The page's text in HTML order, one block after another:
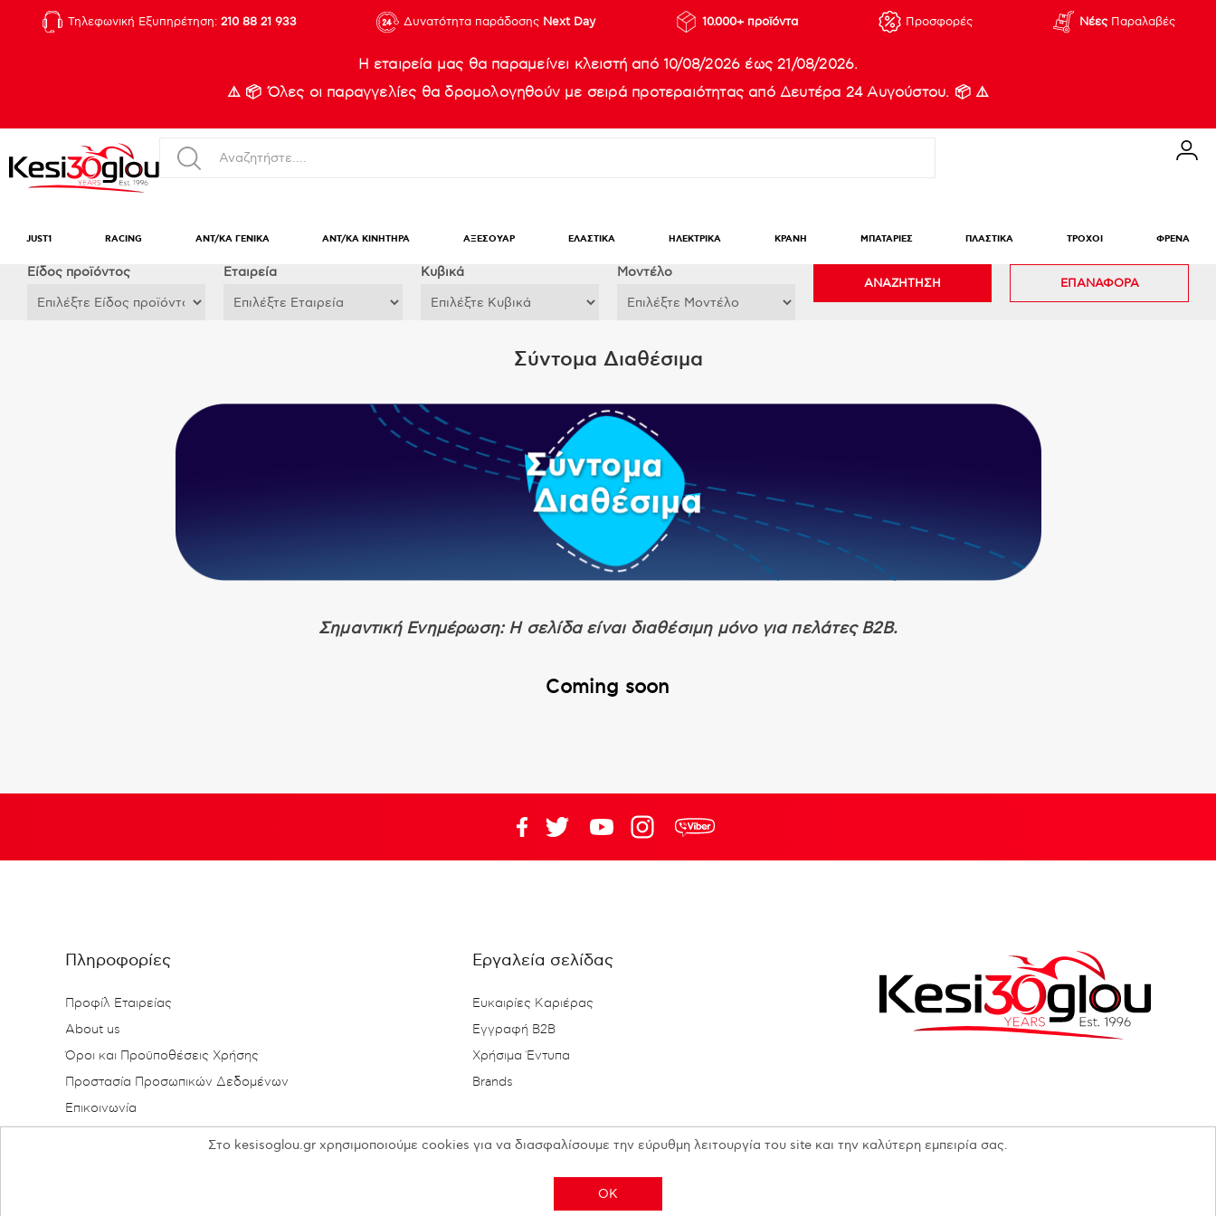
Τηλεφωνική Εξυπηρέτηση: 210 88 21 933 Δυνατότητα παράδοσης Next Day 10.000+ προϊόντα Προσφορές ΝέεςΠαραλαβές
Η εταιρεία μας θα παραμείνει κλειστή από 10/08/2026 έως 21/08/2026.
⚠️ 📦 Όλες οι παραγγελίες θα δρομολογηθούν με σειρά προτεραιότητας από Δευτέρα 24 Αυγούστου. 📦 ⚠️
JUST1 RACING ΑΝΤ/ΚΑ ΓΕΝΙΚΑ ΑΝΤ/ΚΑ ΚΙΝΗΤΗΡΑ ΑΞΕΣΟΥΑΡ ΕΛΑΣΤΙΚΑ ΗΛΕΚΤΡΙΚΑ ΚΡΑΝΗ ΜΠΑΤΑΡΙΕΣ ΠΛΑΣΤΙΚΑ ΤΡΟΧΟΙ ΦΡΕΝΑ
Eίδος προϊόντος Εταιρεία Κυβικά Μοντέλο
ΑΝΑΖΗΤΗΣΗ ΕΠΑΝΑΦΟΡΑ
Σύντομα Διαθέσιμα
Σημαντική Ενημέρωση: Η σελίδα είναι διαθέσιμη μόνο για πελάτες B2B.
Coming soon
Πληροφορίες
Προφίλ Εταιρείας
About us
Όροι και Προϋποθέσεις Χρήσης
Προστασία Προσωπικών Δεδομένων
Επικοινωνία
Εργαλεία σελίδας
Ευκαιρίες Καριέρας
Εγγραφή B2B
Χρήσιμα Έντυπα
Brands
Στο kesisoglou.gr χρησιμοποιούμε cookies για να διασφαλίσουμε την εύρυθμη λειτουργία του site και την καλύτερη εμπειρία σας.
OK